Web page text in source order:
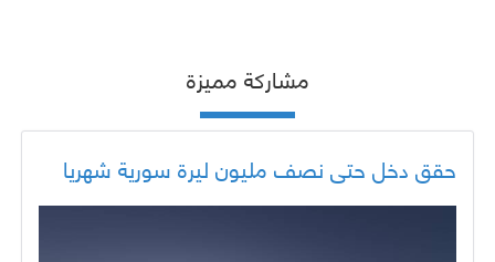
مشاركة مميزة
حقق دخل حتى نصف مليون ليرة سورية شهريا